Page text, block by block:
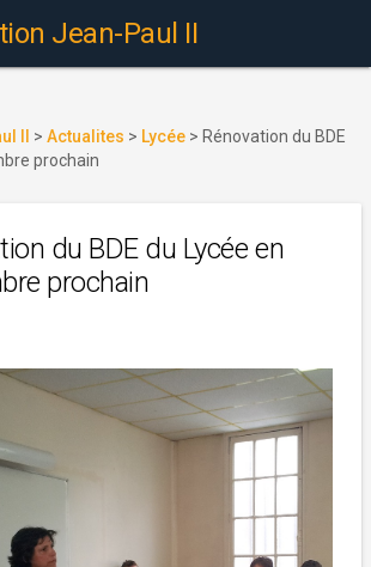
Jean-Paul II
II > Actualites > Lycée > Rénovation du BDE
prochain
du BDE du Lycée en
prochain